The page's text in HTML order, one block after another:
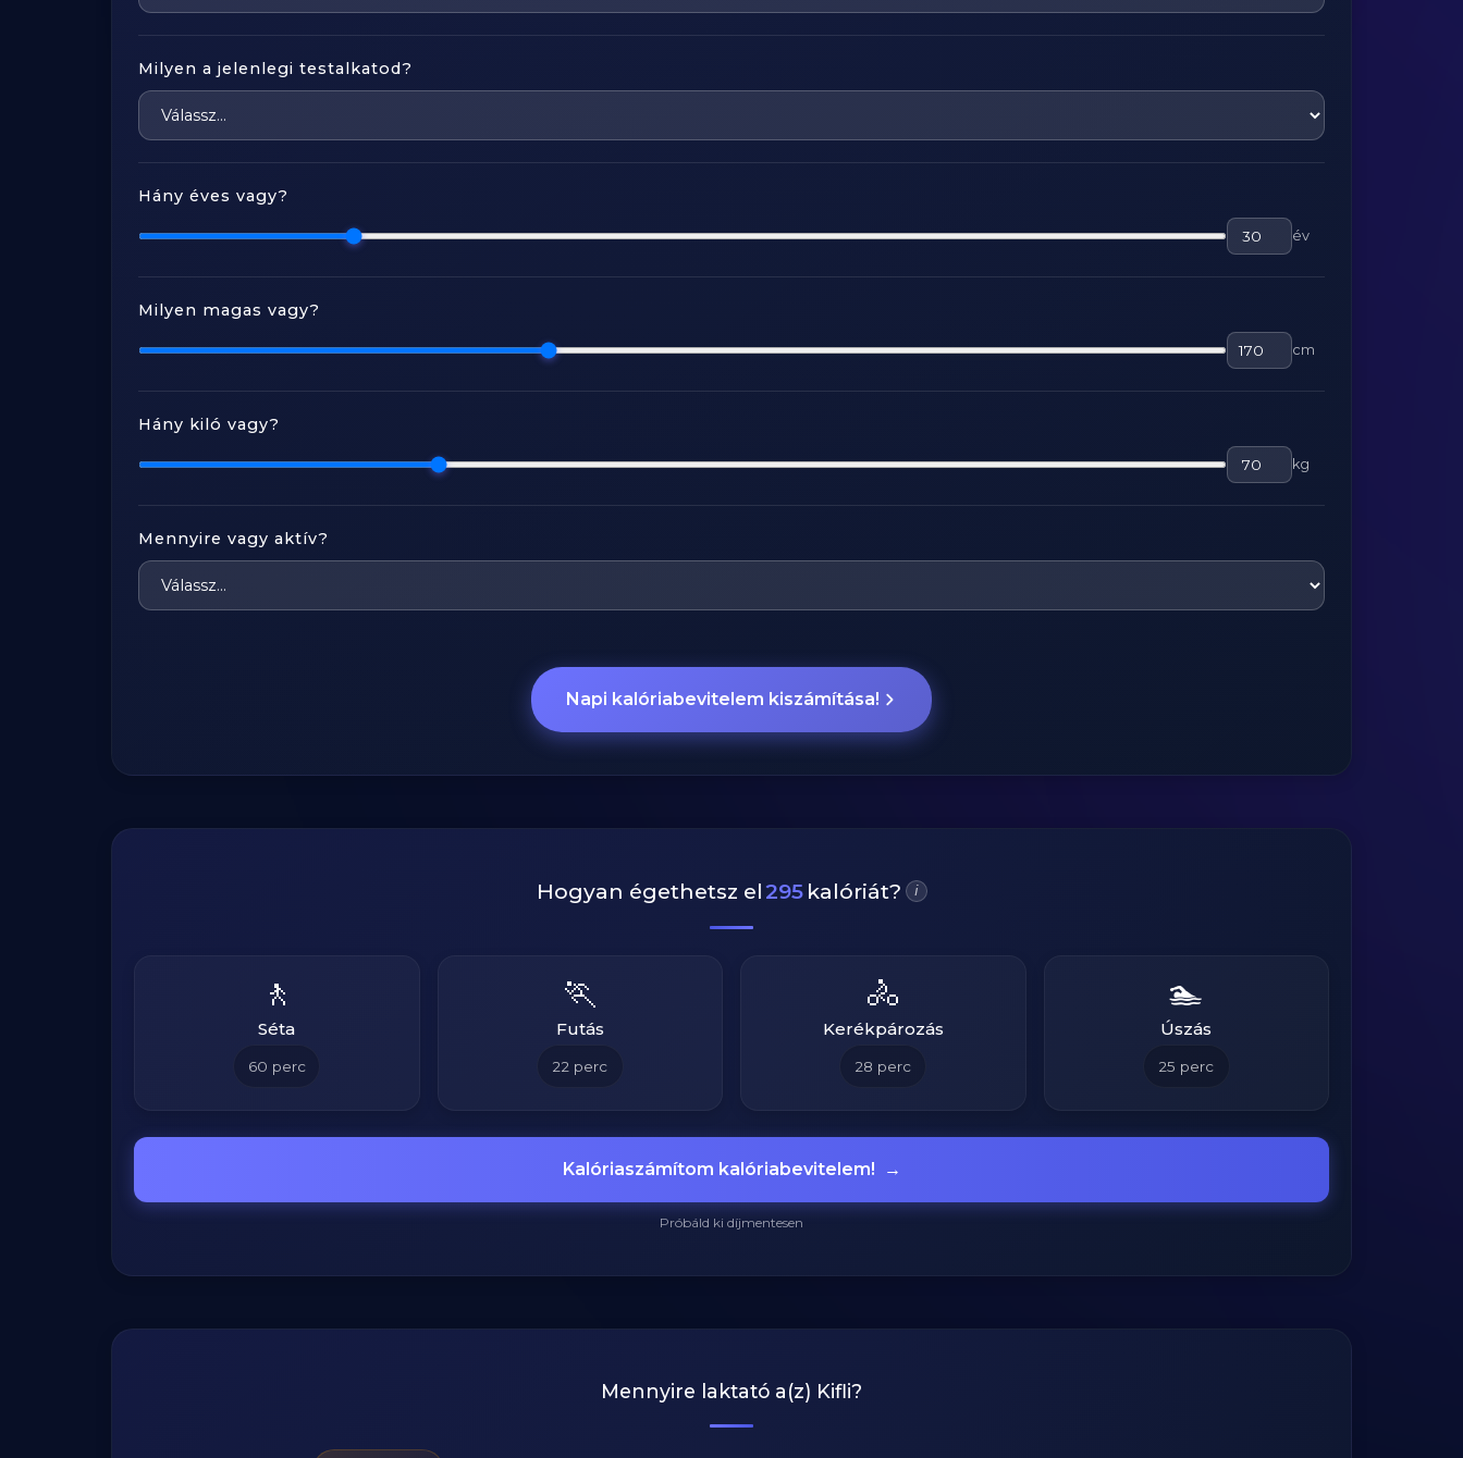
Milyen a jelenlegi testalkatod?
Hány éves vagy?
év
Milyen magas vagy?
cm
Hány kiló vagy?
kg
Mennyire vagy aktív?
Napi kalóriabevitelem kiszámítása!
Hogyan égethetsz el 295 kalóriát? i
🚶
Séta
60 perc
🏃
Futás
22 perc
🚴
Kerékpározás
28 perc
🏊
Úszás
25 perc
Kalóriaszámítom kalóriabevitelem! →
Próbáld ki díjmentesen
Mennyire laktató a(z) Kifli?